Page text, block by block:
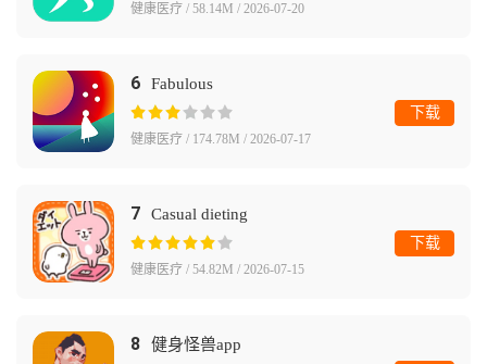
健康医疗 / 58.14M / 2026-07-20
6 Fabulous
健康医疗 / 174.78M / 2026-07-17
下载
7 Casual dieting
健康医疗 / 54.82M / 2026-07-15
下载
8 健身怪兽app